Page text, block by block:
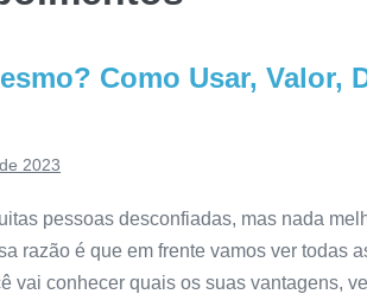
Como Usar, Valor,
2023
pessoas desconfiadas, mas nada
razão é que em frente vamos ver todas
vai conhecer quais os suas vantagens,